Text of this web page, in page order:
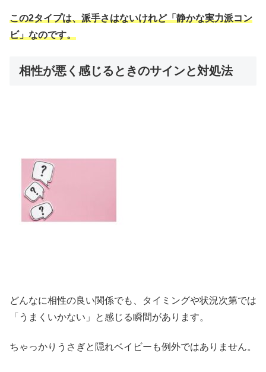
この2タイプは、派手さはないけれど「静かな実力派コン
ビ」なのです。
相性が悪く感じるときのサインと対処法
どんなに相性の良い関係でも、タイミングや状況次第では
「うまくいかない」と感じる瞬間があります。
ちゃっかりうさぎと隠れベイビーも例外ではありません。